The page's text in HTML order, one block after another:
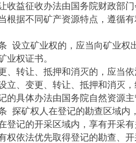
益征收办法由国务院财政部门
根据不同矿产资源特点，遵循
立矿业权的，应当向矿业权出
业权证书。
转让、抵押和消灭的，应当依
、变更、转让、抵押和消灭，
具体办法由国务院自然资源主
矿权人在登记的勘查区域内，
记的开采区域内，享有开采有
依法优先取得登记的勘查、开